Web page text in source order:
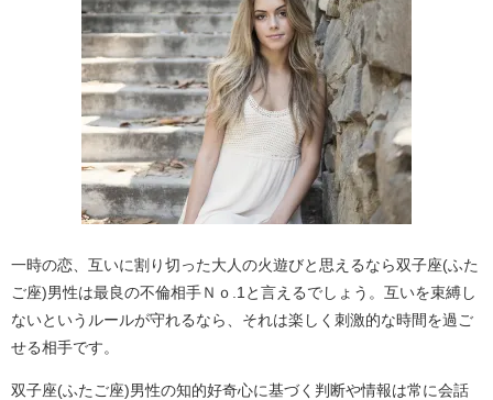
一時の恋、互いに割り切った大人の火遊びと思えるなら双子座(ふた
ご座)男性は最良の不倫相手Ｎｏ.1と言えるでしょう。互いを束縛し
ないというルールが守れるなら、それは楽しく刺激的な時間を過ご
せる相手です。
双子座(ふたご座)男性の知的好奇心に基づく判断や情報は常に会話